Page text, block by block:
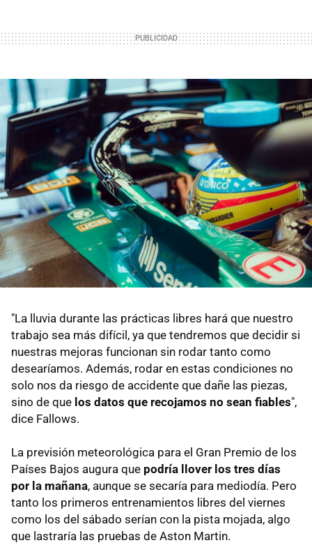
"La lluvia durante las prácticas libres hará que nuestro
trabajo sea más difícil, ya que tendremos que decidir si
nuestras mejoras funcionan sin rodar tanto como
desearíamos. Además, rodar en estas condiciones no
solo nos da riesgo de accidente que dañe las piezas,
sino de que los datos que recojamos no sean fiables",
dice Fallows.
La previsión meteorológica para el Gran Premio de los
Países Bajos augura que podría llover los tres días
por la mañana, aunque se secaría para mediodía. Pero
tanto los primeros entrenamientos libres del viernes
como los del sábado serían con la pista mojada, algo
que lastraría las pruebas de Aston Martin.